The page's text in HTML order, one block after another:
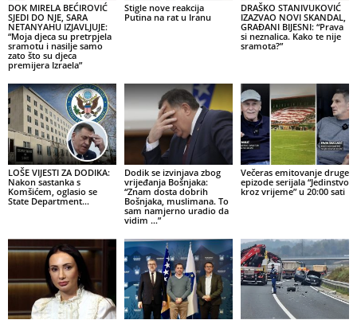
DOK MIRELA BEĆIROVIĆ
SJEDI DO NJE, SARA
NETANYAHU IZJAVLJUJE:
“Moja djeca su pretrpjela
sramotu i nasilje samo
zato što su djeca
premijera Izraela”
Stigle nove reakcija
Putina na rat u Iranu
DRAŠKO STANIVUKOVIĆ
IZAZVAO NOVI SKANDAL,
GRAĐANI BIJESNI: “Prava
si neznalica. Kako te nije
sramota?”
LOŠE VIJESTI ZA DODIKA:
Nakon sastanka s
Komšićem, oglasio se
State Department…
Dodik se izvinjava zbog
vrijeđanja Bošnjaka:
“Znam dosta dobrih
Bošnjaka, muslimana. To
sam namjerno uradio da
vidim …”
Večeras emitovanje druge
epizode serijala “Jedinstvo
kroz vrijeme” u 20:00 sati